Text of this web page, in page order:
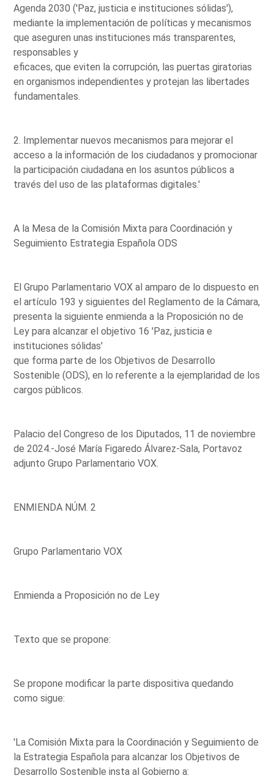
Agenda 2030 ('Paz, justicia e instituciones sólidas'),
mediante la implementación de políticas y mecanismos
que aseguren unas instituciones más transparentes,
responsables y
eficaces, que eviten la corrupción, las puertas giratorias
en organismos independientes y protejan las libertades
fundamentales.
2. Implementar nuevos mecanismos para mejorar el
acceso a la información de los ciudadanos y promocionar
la participación ciudadana en los asuntos públicos a
través del uso de las plataformas digitales.'
A la Mesa de la Comisión Mixta para Coordinación y
Seguimiento Estrategia Española ODS
El Grupo Parlamentario VOX al amparo de lo dispuesto en
el artículo 193 y siguientes del Reglamento de la Cámara,
presenta la siguiente enmienda a la Proposición no de
Ley para alcanzar el objetivo 16 'Paz, justicia e
instituciones sólidas'
que forma parte de los Objetivos de Desarrollo
Sostenible (ODS), en lo referente a la ejemplaridad de los
cargos públicos.
Palacio del Congreso de los Diputados, 11 de noviembre
de 2024.-José María Figaredo Álvarez-Sala, Portavoz
adjunto Grupo Parlamentario VOX.
ENMIENDA NÚM. 2
Grupo Parlamentario VOX
Enmienda a Proposición no de Ley
Texto que se propone:
Se propone modificar la parte dispositiva quedando
como sigue:
'La Comisión Mixta para la Coordinación y Seguimiento de
la Estrategia Española para alcanzar los Objetivos de
Desarrollo Sostenible insta al Gobierno a: